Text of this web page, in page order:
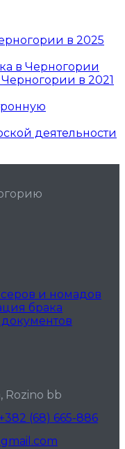
в 2025
в Черногории
в 2021
деятельности
и номадов
брака
Rozino bb
+382 (68) 665-886